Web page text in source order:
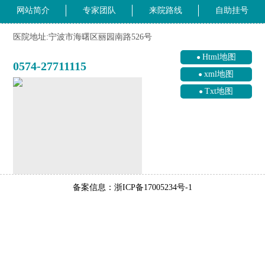
网站简介 专家团队 来院路线 自助挂号
医院地址:宁波市海曙区丽园南路526号
0574-27711115
Html地图
xml地图
Txt地图
备案信息：浙ICP备17005234号-1